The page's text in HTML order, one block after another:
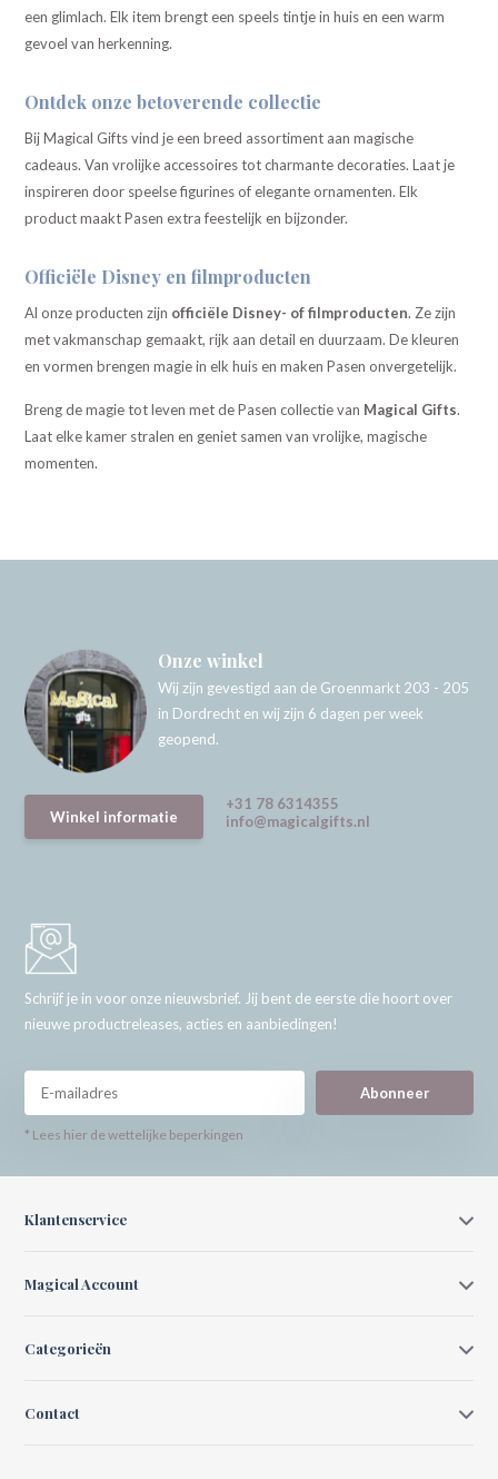
een glimlach. Elk item brengt een speels tintje in huis en een warm
gevoel van herkenning.
Ontdek onze betoverende collectie
Bij Magical Gifts vind je een breed assortiment aan magische
cadeaus. Van vrolijke accessoires tot charmante decoraties. Laat je
inspireren door speelse figurines of elegante ornamenten. Elk
product maakt Pasen extra feestelijk en bijzonder.
Officiële Disney en filmproducten
Al onze producten zijn officiële Disney- of filmproducten. Ze zijn
met vakmanschap gemaakt, rijk aan detail en duurzaam. De kleuren
en vormen brengen magie in elk huis en maken Pasen onvergetelijk.
Breng de magie tot leven met de Pasen collectie van Magical Gifts.
Laat elke kamer stralen en geniet samen van vrolijke, magische
momenten.
Onze winkel
Wij zijn gevestigd aan de Groenmarkt 203 - 205
in Dordrecht en wij zijn 6 dagen per week
geopend.
Winkel informatie
+31 78 6314355
info@magicalgifts.nl
Schrijf je in voor onze nieuwsbrief. Jij bent de eerste die hoort over
nieuwe productreleases, acties en aanbiedingen!
Abonneer
* Lees hier de wettelijke beperkingen
Klantenservice
Magical Account
Categorieën
Contact